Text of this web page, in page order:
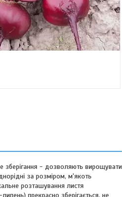
зберігання - дозволяють вирощувати
за розміром, м'якоть
розташування листя
прекрасно зберігається, не